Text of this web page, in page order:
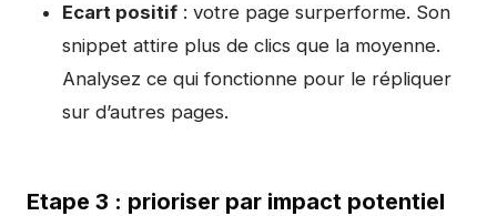
Ecart positif : votre page surperforme. Son
snippet attire plus de clics que la moyenne.
Analysez ce qui fonctionne pour le répliquer
sur d’autres pages.
Etape 3 : prioriser par impact potentiel